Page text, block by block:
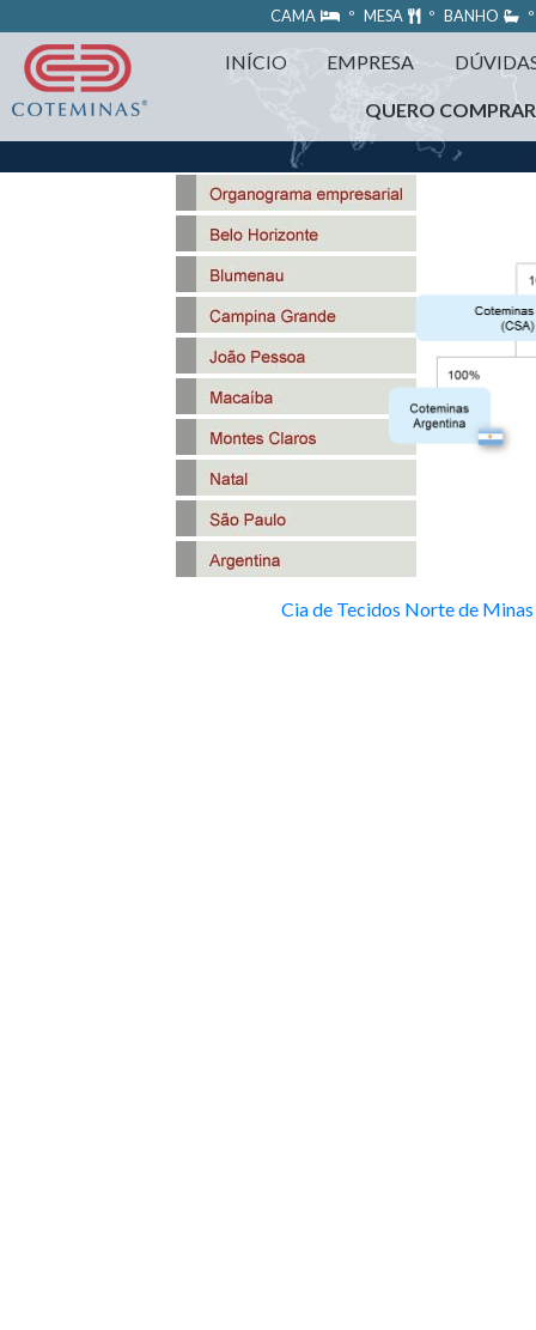
https://www.coteminas.com.br/desenv-web/htm11/
CAMA º MESA º BANHO
INÍCIO EMPRESA
QUERO COMPRAR
Cia de Tecidos Norte de Minas